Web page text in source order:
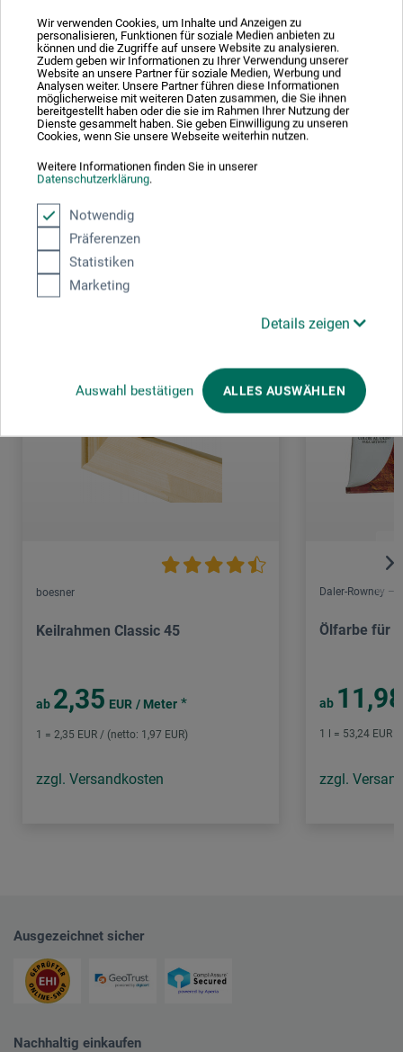
Wir verwenden Cookies, um Inhalte und Anzeigen zu
personalisieren, Funktionen für soziale Medien anbieten zu
können und die Zugriffe auf unsere Website zu analysieren.
Zudem geben wir Informationen zu Ihrer Verwendung unserer
Website an unsere Partner für soziale Medien, Werbung und
Analysen weiter. Unsere Partner führen diese Informationen
möglicherweise mit weiteren Daten zusammen, die Sie ihnen
bereitgestellt haben oder die sie im Rahmen Ihrer Nutzung der
Dienste gesammelt haben. Sie geben Einwilligung zu unseren
Cookies, wenn Sie unsere Webseite weiterhin nutzen.
Weitere Informationen finden Sie in unserer
Datenschutzerklärung.
Notwendig
Präferenzen
Statistiken
Marketing
Details zeigen
Auswahl bestätigen ALLES AUSWÄHLEN
Wannen 50
58455 Witten
DEUTSCHLAND
info@arteveri-kuenstlermaterial.de
Kunden kauften auch
boesner
Keilrahmen Classic 45
ab 2,35 EUR / Meter *
1 = 2,35 EUR / (netto: 1,97 EUR)
zzgl. Versandkosten
Daler-Rowney –
Ölfarbe für
ab 11,98
1 l = 53,24 EUR
zzgl.
Ausgezeichnet sicher
Nachhaltig einkaufen